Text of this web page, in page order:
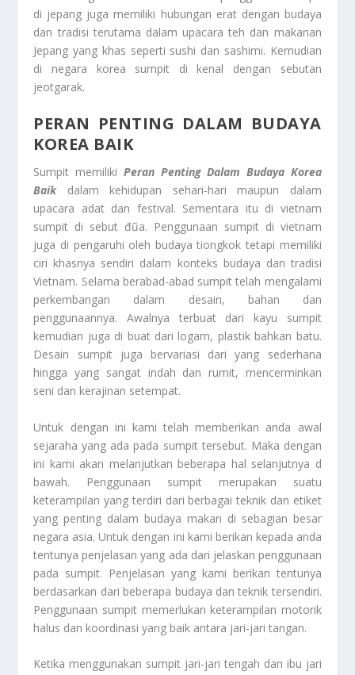
di jepang juga memiliki hubungan erat dengan budaya
dan tradisi terutama dalam upacara teh dan makanan
Jepang yang khas seperti sushi dan sashimi. Kemudian
di negara korea sumpit di kenal dengan sebutan
jeotgarak.
PERAN PENTING DALAM BUDAYA
KOREA BAIK
Sumpit memiliki Peran Penting Dalam Budaya Korea
Baikdalam kehidupan sehari-hari maupun dalam
upacara adat dan festival. Sementara itu di vietnam
sumpit di sebut đũa. Penggunaan sumpit di vietnam
juga di pengaruhi oleh budaya tiongkok tetapi memiliki
ciri khasnya sendiri dalam konteks budaya dan tradisi
Vietnam. Selama berabad-abad sumpit telah mengalami
perkembangan dalam desain, bahan dan
penggunaannya. Awalnya terbuat dari kayu sumpit
kemudian juga di buat dari logam, plastik bahkan batu.
Desain sumpit juga bervariasi dari yang sederhana
hingga yang sangat indah dan rumit, mencerminkan
seni dan kerajinan setempat.
Untuk dengan ini kami telah memberikan anda awal
sejaraha yang ada pada sumpit tersebut. Maka dengan
ini kami akan melanjutkan beberapa hal selanjutnya d
bawah. Penggunaan sumpit merupakan suatu
keterampilan yang terdiri dari berbagai teknik dan etiket
yang penting dalam budaya makan di sebagian besar
negara asia. Untuk dengan ini kami berikan kepada anda
tentunya penjelasan yang ada dari jelaskan penggunaan
pada sumpit. Penjelasan yang kami berikan tentunya
berdasarkan dari beberapa budaya dan teknik tersendiri.
Penggunaan sumpit memerlukan keterampilan motorik
halus dan koordinasi yang baik antara jari-jari tangan.
Ketika menggunakan sumpit jari-jari tengah dan ibu jari